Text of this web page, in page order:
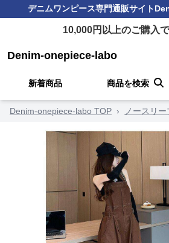
デニムワンピース専門通販サイト
10,000円以上のご購入
Denim-onepiece-labo
新着商品 商品を検索
Denim-onepiece-labo TOP › ノースリ